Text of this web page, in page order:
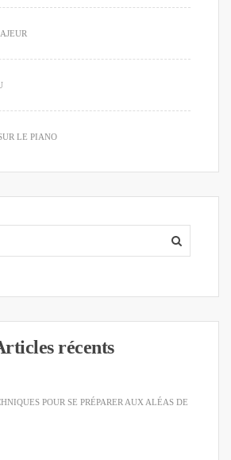
LE PIANO
récents
POUR SE PRÉPARER AUX ALÉAS DE